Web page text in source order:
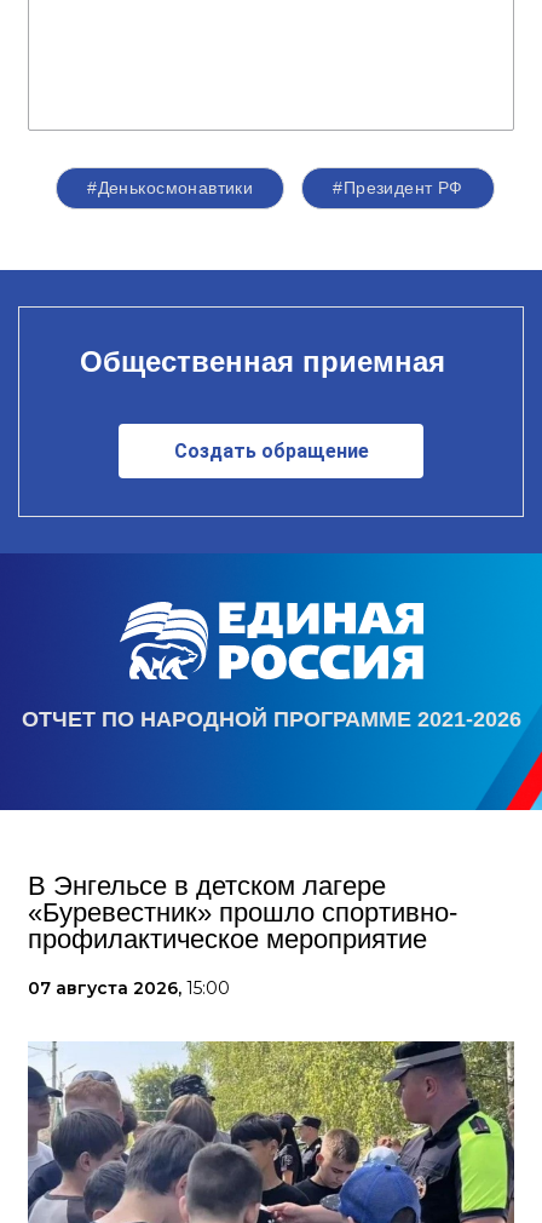
#Денькосмонавтики #Президент РФ
Общественная приемная
Создать обращение
ОТЧЕТ ПО НАРОДНОЙ ПРОГРАММЕ 2021-2026
В Энгельсе в детском лагере
«Буревестник» прошло спортивно-
профилактическое мероприятие
07 августа 2026, 15:00